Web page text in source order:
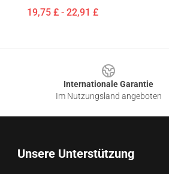
19,75 £ - 22,91 £
Internationale Garantie
Im Nutzungsland angeboten
Unsere Unterstützung